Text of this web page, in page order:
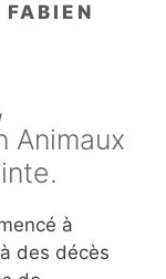
FABIEN
Animaux
à
des décès